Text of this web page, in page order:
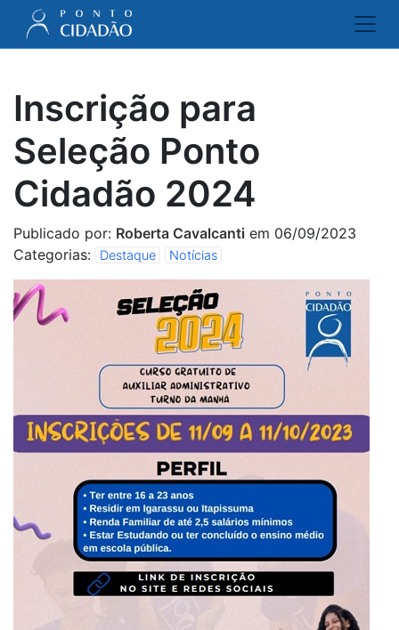
Inscrição para
Seleção Ponto
Cidadão 2024
Publicado por: Roberta Cavalcanti em 06/09/2023
Categorias:
Destaque Notícias